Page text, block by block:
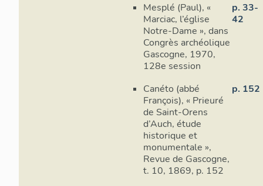
Mesplé (Paul), «
Marciac, l’église
Notre-Dame », dans
Congrès archéolique
Gascogne, 1970,
128e session
p. 33-
42
Canéto (abbé
François), « Prieuré
de Saint-Orens
d’Auch, étude
historique et
monumentale »,
Revue de Gascogne,
t. 10, 1869, p. 152
p. 152